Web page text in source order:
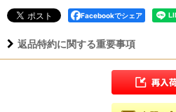
Facebookでシェア
返品特約に関する重要事項